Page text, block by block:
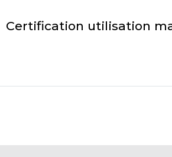
Certification utilisation